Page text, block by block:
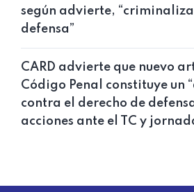
según advierte,
defensa”
CARD advierte que nuevo
Código Penal constituye un
contra el derecho de
acciones ante el TC y